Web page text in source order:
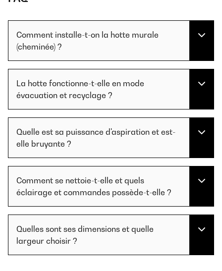
Comment installe-t-on la hotte murale
(cheminée) ?
La hotte fonctionne-t-elle en mode
évacuation et recyclage ?
Quelle est sa puissance d'aspiration et est-
elle bruyante ?
Comment se nettoie-t-elle et quels
éclairage et commandes possède-t-elle ?
Quelles sont ses dimensions et quelle
largeur choisir ?